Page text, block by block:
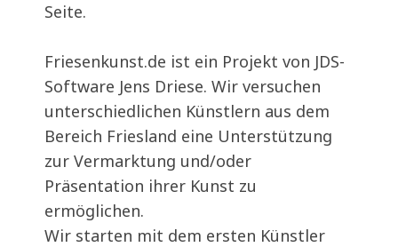
Seite.
Friesenkunst.de ist ein Projekt von JDS-
Software Jens Driese. Wir versuchen
unterschiedlichen Künstlern aus dem
Bereich Friesland eine Unterstützung
zur Vermarktung und/oder
Präsentation ihrer Kunst zu
ermöglichen.
Wir starten mit dem ersten Künstler